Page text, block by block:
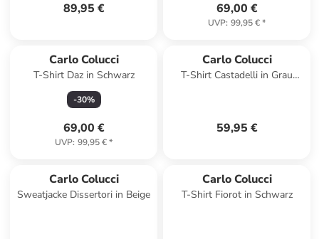
89,95 € 69,00 €
UVP: 99,95 €*
Carlo Colucci
T-Shirt Daz in Schwarz
-30%
69,00 €
UVP: 99,95 €*
Carlo Colucci
T-Shirt Castadelli in Grau
59,95 €
Carlo Colucci
Sweatjacke Dissertori in Beige
Carlo Colucci
T-Shirt Fiorot in Schwarz